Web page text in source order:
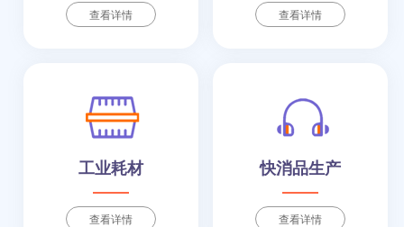
查看详情 查看详情
工业耗材
查看详情
快消品生产
查看详情